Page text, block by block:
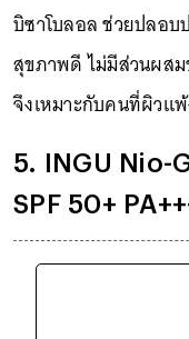
บิซาโบลอล ช่วยปลอ
สุขภาพดี ไม่มีส่วนผสม
จึงเหมาะกับคนที่ผิวแ
5. INGU Nio-
SPF 50+